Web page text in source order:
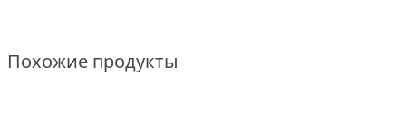
Похожие продукты